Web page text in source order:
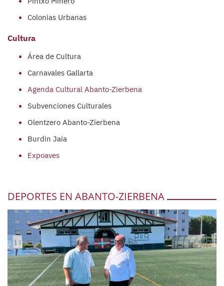
Colonias Urbanas
Cultura
Área de Cultura
Carnavales Gallarta
Agenda Cultural Abanto-Zierbena
Subvenciones Culturales
Olentzero Abanto-Zierbena
Burdin Jaia
Expoaves
DEPORTES EN ABANTO-ZIERBENA